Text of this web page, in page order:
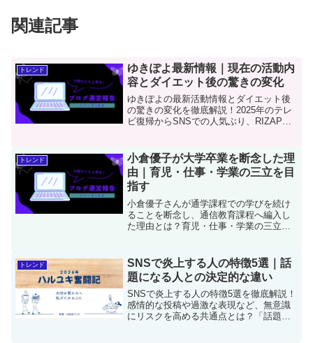
関連記事
トレンド
ゆきぽよ最新情報｜現在の活動内
容とダイエット後の驚きの変化
ゆきぽよの最新活動情報とダイエット後
の驚きの変化を徹底解説！2025年のテレ
ビ復帰からSNSでの人気ぶり、RIZAPで
秘訣とファンの反応もご紹介。国民的ギ
ャルから大人の魅力あふれる姿への進化
をお見逃しなく！
トレンド
小倉優子が大学卒業を断念した理
由｜育児・仕事・学業の三立を目
指す
小倉優子さんが通学課程での学びを続け
ることを断念し、通信教育課程へ編入し
た理由とは？育児・仕事・学業の三立に
転身という、自分らしい学びの道を選ん
だ前向きな決断を解説します。
トレンド
SNSで炎上する人の特徴5選｜話
題になる人との決定的な違い
SNSで炎上する人の特徴5選を徹底解説！
感情的な投稿や過激な表現など、無意識
にリスクを高める共通点とは？「話題に